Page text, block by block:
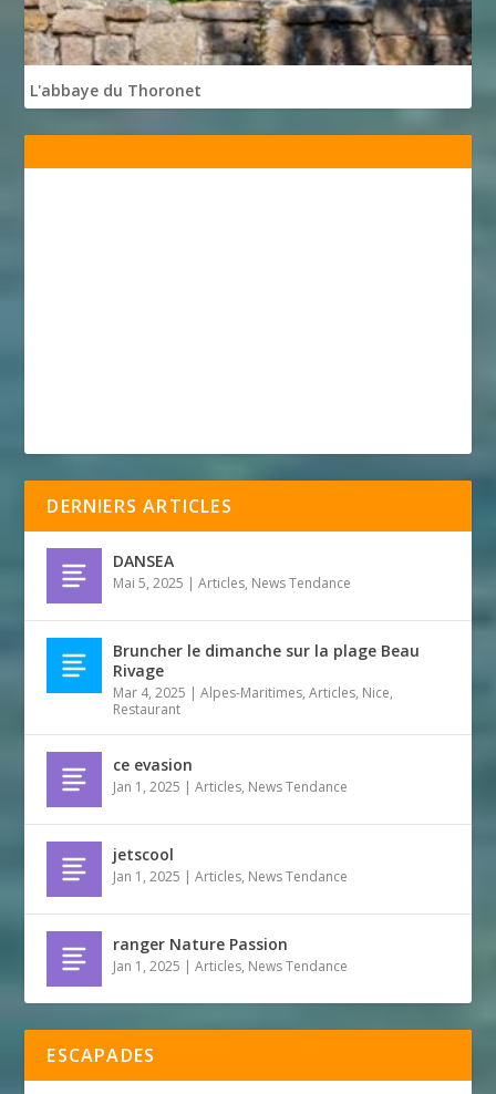
L'abbaye du Thoronet
DERNIERS ARTICLES
DANSEA
Mai 5, 2025 |Articles, News Tendance
Bruncher le dimanche sur la plage Beau
Rivage
Mar 4, 2025 |Alpes-Maritimes,Articles, Nice,
Restaurant
ce evasion
Jan 1, 2025 |Articles, News Tendance
jetscool
Jan 1, 2025 |Articles, News Tendance
ranger Nature Passion
Jan 1, 2025 |Articles, News Tendance
ESCAPADES